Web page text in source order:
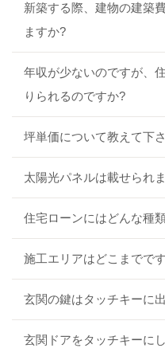
新築する際、建物の建築
ますか?
年収が少ないのですが、
りられるのですか?
坪単価について教えて下さ
太陽光パネルは載せられ
住宅ローンにはどんな種
施工エリアはどこまでで
玄関の鍵はタッチキーに
玄関ドアをタッチキーに